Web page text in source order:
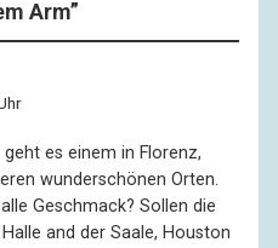
Arm”
es einem in Florenz,
wunderschönen Orten.
Geschmack? Sollen die
and der Saale, Houston